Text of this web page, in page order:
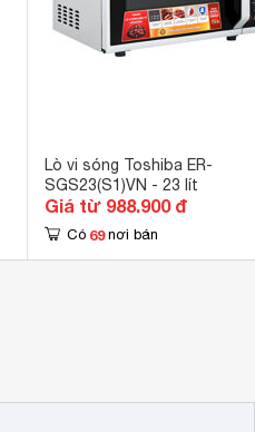
Lò vi sóng Toshiba ER-
SGS23(S1)VN - 23 lít
Giá từ 988.900 đ
Có 69 nơi bán